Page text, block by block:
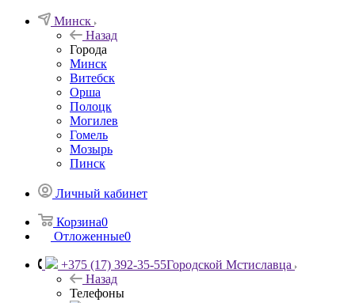
Минск
Назад
Города
Минск
Витебск
Орша
Полоцк
Могилев
Гомель
Мозырь
Пинск
Личный кабинет
Корзина0
Отложенные0
+375 (17) 392-35-55Городской Мстиславца
Назад
Телефоны